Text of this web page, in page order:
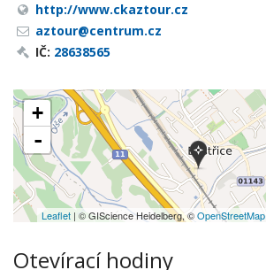
http://www.ckaztour.cz
aztour@centrum.cz
IČ: 28638565
+
-
Leaflet | © GIScience Heidelberg, ©OpenStreetMap
Otevírací hodiny